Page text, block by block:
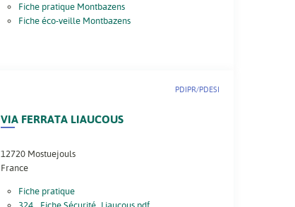
Fiche pratique Montbazens
Fiche éco-veille Montbazens
VIA FERRATA LIAUCOUS
PDIPR/PDESI
12720 Mostuejouls
France
Fiche pratique